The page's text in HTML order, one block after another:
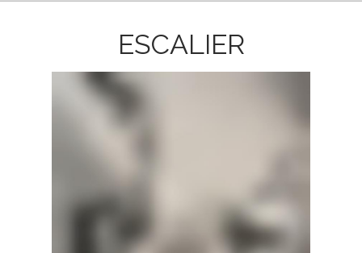
ESCALIER